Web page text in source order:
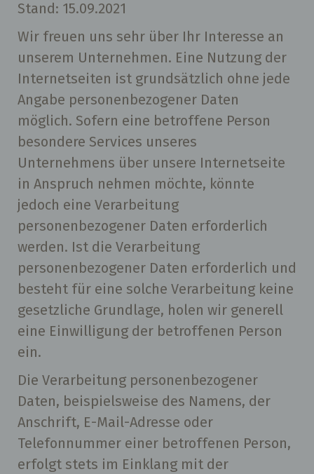
Stand: 15.09.2021
Wir freuen uns sehr über Ihr Interesse an
unserem Unternehmen. Eine Nutzung der
Internetseiten ist grundsätzlich ohne jede
Angabe personenbezogener Daten
möglich. Sofern eine betroffene Person
besondere Services unseres
Unternehmens über unsere Internetseite
in Anspruch nehmen möchte, könnte
jedoch eine Verarbeitung
personenbezogener Daten erforderlich
werden. Ist die Verarbeitung
personenbezogener Daten erforderlich und
besteht für eine solche Verarbeitung keine
gesetzliche Grundlage, holen wir generell
eine Einwilligung der betroffenen Person
ein.
Die Verarbeitung personenbezogener
Daten, beispielsweise des Namens, der
Anschrift, E-Mail-Adresse oder
Telefonnummer einer betroffenen Person,
erfolgt stets im Einklang mit der